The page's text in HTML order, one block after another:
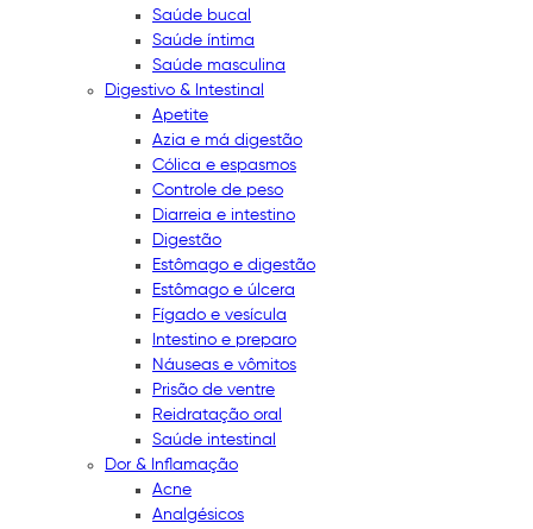
Saúde bucal
Saúde íntima
Saúde masculina
Digestivo & Intestinal
Apetite
Azia e má digestão
Cólica e espasmos
Controle de peso
Diarreia e intestino
Digestão
Estômago e digestão
Estômago e úlcera
Fígado e vesícula
Intestino e preparo
Náuseas e vômitos
Prisão de ventre
Reidratação oral
Saúde intestinal
Dor & Inflamação
Acne
Analgésicos